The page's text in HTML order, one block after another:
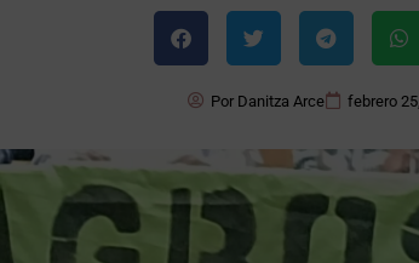
Por Danitza Arce febrero